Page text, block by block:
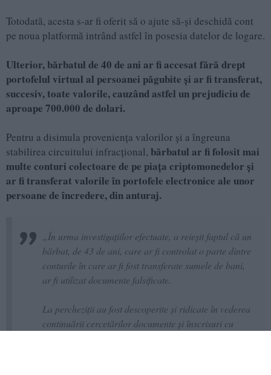
Totodată, acesta s-ar fi oferit să o ajute să-și deschidă cont
pe noua platformă intrând astfel în posesia datelor de logare.
Ulterior, bărbatul de 40 de ani ar fi accesat fără drept
portofelul virtual al persoanei păgubite și ar fi transferat,
succesiv, toate valorile, cauzând astfel un prejudiciu de
aproape 700.000 de dolari.
Pentru a disimula proveniența valorilor și a îngreuna
stabilirea circuitului infracțional, bărbatul ar fi folosit mai
multe conturi colectoare de pe piața criptomonedelor și
ar fi transferat valorile în portofele electronice ale unor
persoane de încredere, din anturaj.
„În urma investigațiilor efectuate, a reieșit faptul că un
bărbat, de 43 de ani, care ar fi controlat o parte dintre
conturile în care ar fi fost transferate sumele de bani,
ar fi utilizat documente falsificate.
La percheziții au fost descoperite și ridicate în vederea
continuării cercetărilor documente și înscrisuri cu